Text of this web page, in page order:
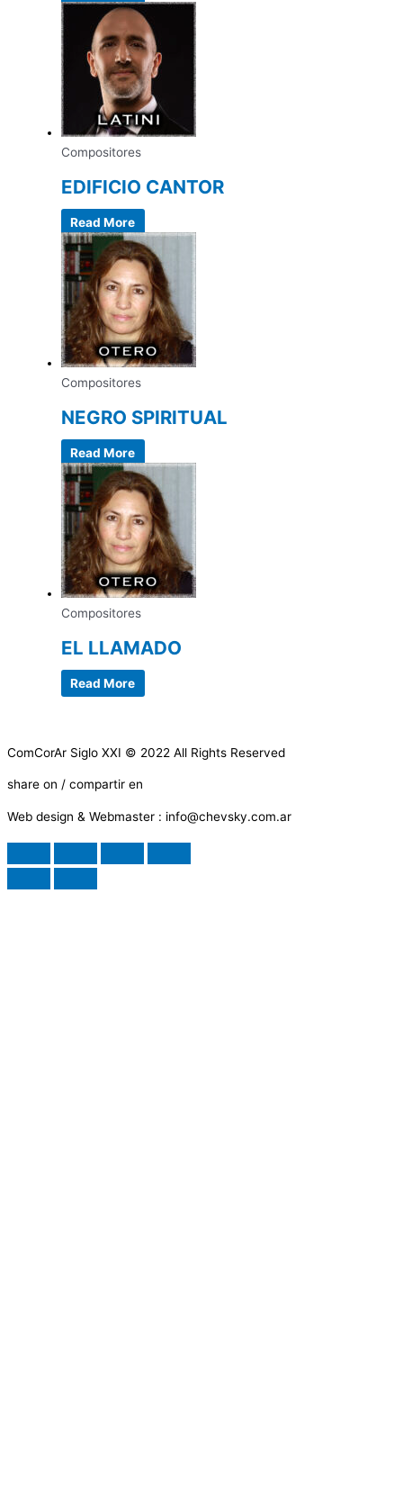
Compositores
EDIFICIO CANTOR
Read More
Compositores
NEGRO SPIRITUAL
Read More
Compositores
EL LLAMADO
Read More
ComCorAr Siglo XXI © 2022 All Rights Reserved
share on / compartir en
Web design & Webmaster : info@chevsky.com.ar